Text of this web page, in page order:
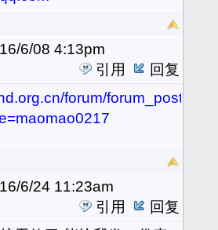
6/08 4:13pm
引用
回复
forum/
6/24 11:23am
引用
回复